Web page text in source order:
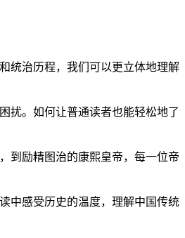
统治历程，我们可以更立体地理解
扰。如何让普通读者也能轻松地了
到励精图治的康熙皇帝，每一位帝
中感受历史的温度，理解中国传统